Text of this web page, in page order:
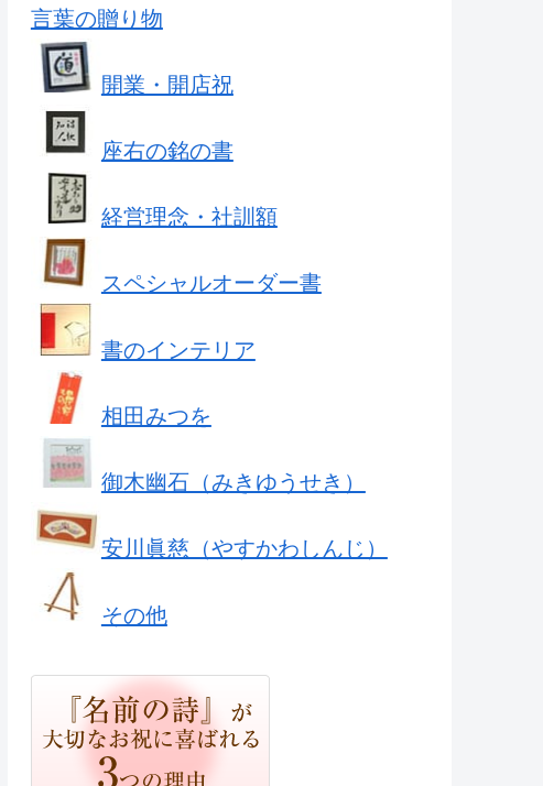
言葉の贈り物
開業・開店祝
座右の銘の書
経営理念・社訓額
スペシャルオーダー書
書のインテリア
相田みつを
御木幽石（みきゆうせき）
安川眞慈（やすかわしんじ）
その他